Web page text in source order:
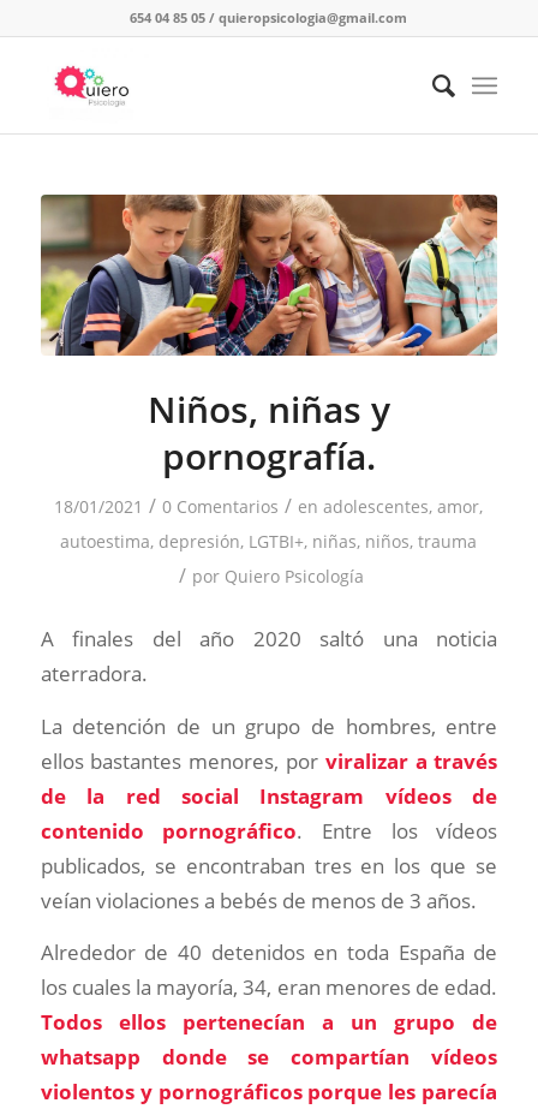
654 04 85 05 /quieropsicologia@gmail.com
Niños, niñas y
pornografía.
18/01/2021 / 0 Comentarios / enadolescentes,amor,
autoestima, depresión, LGTBI+, niñas, niños,trauma
/ por Quiero Psicología
A finales del año 2020 saltó una noticia
aterradora.
La detención de un grupo de hombres, entre
ellos bastantes menores, por viralizar a través
de la red social Instagram vídeos de
contenido pornográfico. Entre los vídeos
publicados, se encontraban tres en los que se
veían violaciones a bebés de menos de 3 años.
Alrededor de 40 detenidos en toda España de
los cuales la mayoría, 34, eran menores de edad.
Todos ellos pertenecían a un grupo de
whatsapp donde se compartían vídeos
violentos y pornográficos porque les parecía